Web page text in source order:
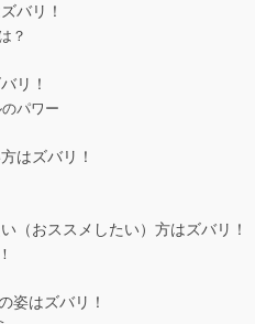
バリ！
？
リ！
パワー
はズバリ！
（おススメしたい）方はズバリ！
姿はズバリ！